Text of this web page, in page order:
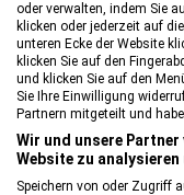
oder verwalten, indem Sie
klicken oder jederzeit auf
unteren Ecke der Website
klicken Sie auf den
und klicken Sie auf den
Sie Ihre Einwilligung
Partnern mitgeteilt und
Wir und unsere
Website zu
Speichern von oder Zugriff